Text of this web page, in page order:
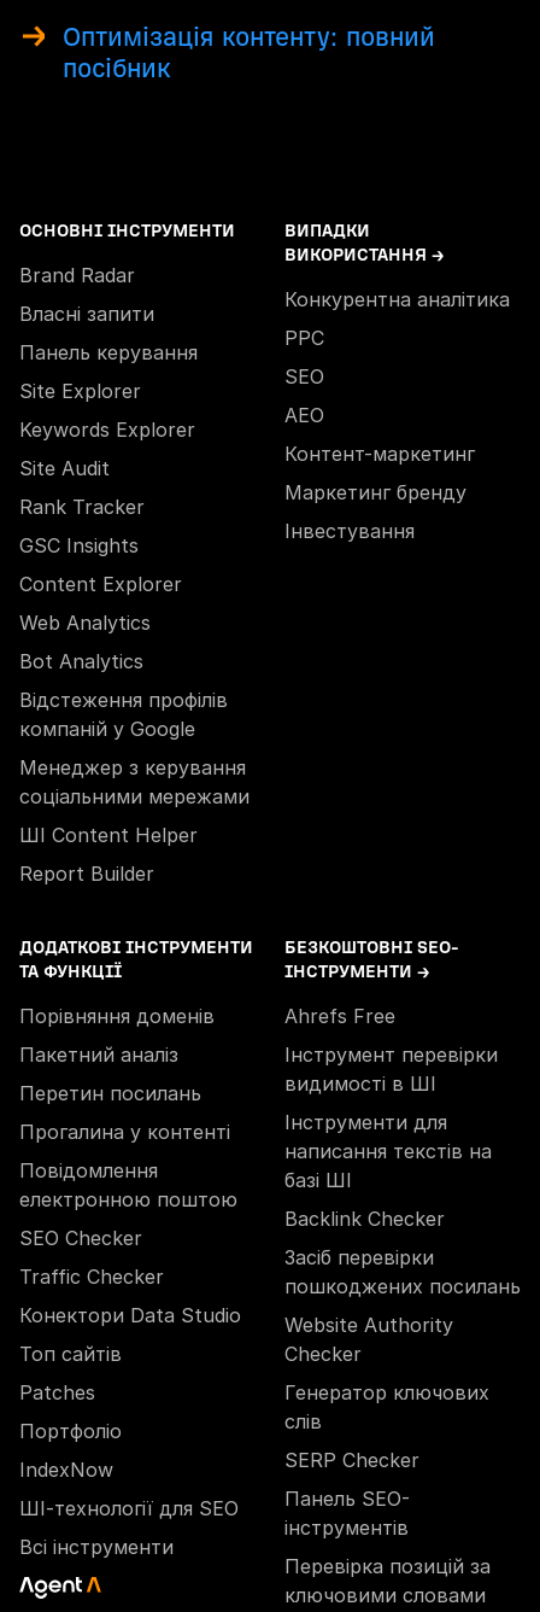
Оптимізація контенту: повний
посібник
ОСНОВНІ ІНСТРУМЕНТИ
Brand Radar
Власні запити
Панель керування
Site Explorer
Keywords Explorer
Site Audit
Rank Tracker
GSC Insights
Content Explorer
Web Analytics
Bot Analytics
Відстеження профілів
компаній у Google
Менеджер з керування
соціальними мережами
ШІ Content Helper
Report Builder
ВИПАДКИ
ВИКОРИСТАННЯ →
Конкурентна аналітика
PPC
SEO
AEO
Контент-маркетинг
Маркетинг бренду
Інвестування
ДОДАТКОВІ ІНСТРУМЕНТИ
ТА ФУНКЦІЇ
Порівняння доменів
Пакетний аналіз
Перетин посилань
Прогалина у контенті
Повідомлення
електронною поштою
SEO Checker
Traffic Checker
Конектори Data Studio
Топ сайтів
Patches
Портфоліо
IndexNow
ШІ-технології для SEO
Всі інструменти
БЕЗКОШТОВНІ SEO-
ІНСТРУМЕНТИ →
Ahrefs Free
Інструмент перевірки
видимості в ШІ
Інструменти для
написання текстів на
базі ШІ
Backlink Checker
Засіб перевірки
пошкоджених посилань
Website Authority
Checker
Генератор ключових
слів
SERP Checker
Панель SEO-
інструментів
Перевірка позицій за
ключовими словами